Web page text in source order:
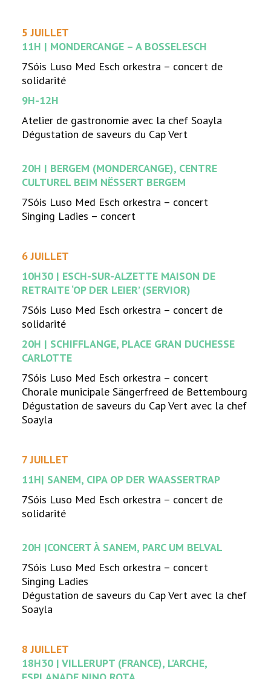
5 JUILLET
11H | MONDERCANGE – A BOSSELESCH
7Sóis Luso Med Esch orkestra – concert de
solidarité
9H-12H
Atelier de gastronomie avec la chef Soayla
Dégustation de saveurs du Cap Vert
20H | BERGEM (MONDERCANGE), CENTRE
CULTUREL BEIM NËSSERT BERGEM
7Sóis Luso Med Esch orkestra – concert
Singing Ladies – concert
6 JUILLET
10H30 | ESCH-SUR-ALZETTE MAISON DE
RETRAITE ‘OP DER LEIER’ (SERVIOR)
7Sóis Luso Med Esch orkestra – concert de
solidarité
20H | SCHIFFLANGE, PLACE GRAN DUCHESSE
CARLOTTE
7Sóis Luso Med Esch orkestra – concert
Chorale municipale Sängerfreed de Bettembourg
Dégustation de saveurs du Cap Vert avec la chef
Soayla
7 JUILLET
11H| SANEM, CIPA OP DER WAASSERTRAP
7Sóis Luso Med Esch orkestra – concert de
solidarité
20H |CONCERT À SANEM, PARC UM BELVAL
7Sóis Luso Med Esch orkestra – concert
Singing Ladies
Dégustation de saveurs du Cap Vert avec la chef
Soayla
8 JUILLET
18H30 | VILLERUPT (FRANCE), L’ARCHE,